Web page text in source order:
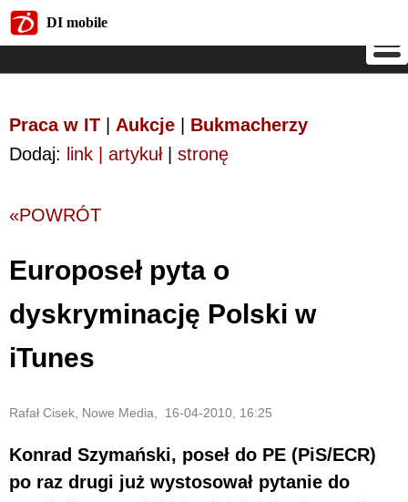
DI mobile
Praca w IT Aukcje
Bukmacherzy
Dodaj: link | artykuł| stronę
«POWRÓT
Europoseł pyta o
dyskryminację Polski w
iTunes
Rafał Cisek, Nowe Media, 16-04-2010, 16:25
Konrad Szymański, poseł do PE (PiS/ECR)
po raz drugi już wystosował pytanie do
DI mobile